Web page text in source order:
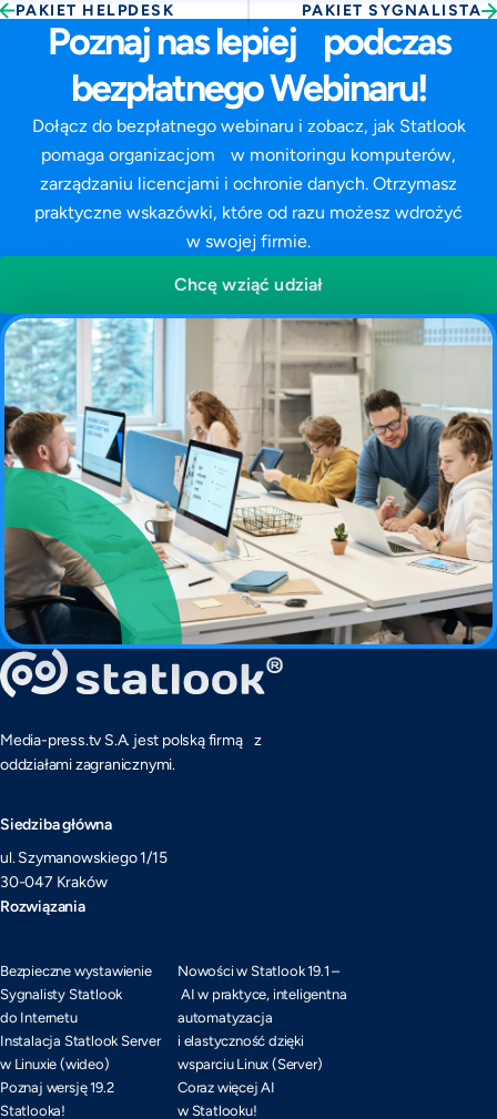
PAKIET HELPDESK PAKIET SYGNALISTA
Poznaj nas lepiej podczas
bezpłatnego Webinaru!
Dołącz do bezpłatnego webinaru i zobacz, jak Statlook
pomaga organizacjom w monitoringu komputerów,
zarządzaniu licencjami i ochronie danych. Otrzymasz
praktyczne wskazówki, które od razu możesz wdrożyć
w swojej firmie.
Chcę wziąć udział
Media-press.tv S.A. jest polską firmą z
oddziałami zagranicznymi.
Siedziba główna
ul. Szymanowskiego 1/15
30-047 Kraków
Rozwiązania
Bezpieczne wystawienie
Sygnalisty Statlook
do Internetu
Instalacja Statlook Server
w Linuxie (wideo)
Poznaj wersję 19.2
Statlooka!
Nowości w Statlook 19.1 –
AI w praktyce, inteligentna
automatyzacja
i elastyczność dzięki
wsparciu Linux (Server)
Coraz więcej AI
w Statlooku!